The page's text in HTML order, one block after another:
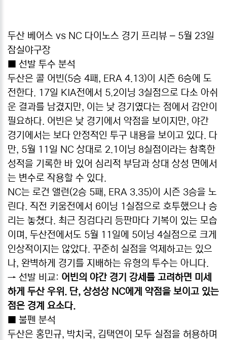
두산 베어스 vs NC 다이노스 경기 프리뷰 – 5월 23일
잠실야구장
■ 선발 투수 분석
두산은 콜 어빈(5승 4패, ERA 4.13)이 시즌 6승에 도
전한다. 17일 KIA전에서 5.2이닝 3실점으로 다소 아쉬
운 결과를 남겼지만, 이는 낮 경기였다는 점에서 감안이
필요하다. 어빈은 낮 경기에서 약점을 보이지만, 야간
경기에서는 보다 안정적인 투구 내용을 보이고 있다. 다
만, 5월 11일 NC 상대로 2.1이닝 8실점이라는 참혹한
성적을 기록한 바 있어 심리적 부담과 상대 상성 면에서
는 변수로 작용할 수 있다.
NC는 로건 앨런(2승 5패, ERA 3.35)이 시즌 3승을 노
린다. 직전 키움전에서 6이닝 1실점으로 호투했으나 승
리는 놓쳤다. 최근 징검다리 등판마다 기복이 있는 모습
이며, 두산전에서도 5월 11일에 5이닝 4실점으로 크게
인상적이지는 않았다. 꾸준히 실점을 억제하고는 있으
나, 완벽하게 경기를 지배하는 유형의 투수는 아니다.
→ 선발 비교: 어빈의 야간 경기 강세를 고려하면 미세
하게 두산 우위. 단, 상성상 NC에게 약점을 보이고 있는
점은 경계 요소다.
■ 불펜 분석
두산은 홍민규, 박치국, 김택연이 모두 실점을 허용하며